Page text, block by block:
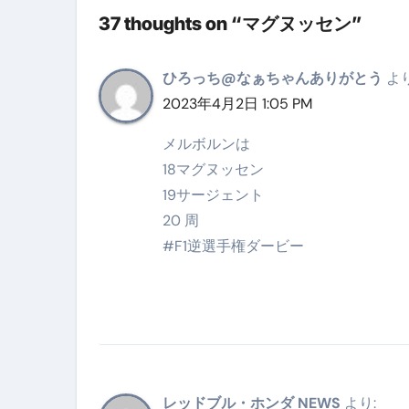
英語が「聞こえる・分かる・
新春スペシャルセール完全ガ
梅干しを毎日食べたらどうな
ブルーベリーを毎日食べたら
バナナを毎日食べたらどう
ドメイン取得からホームペー
かいまき（掻巻き）超完全ガ
37 thoughts on “マグヌッセン”
ひろっち@なぁちゃんありがとう よ
2023年4月2日 1:05 PM
メルボルンは
18マグヌッセン
19サージェント
20 周
#F1逆選手権ダービー
レッドブル・ホンダ NEWS より: